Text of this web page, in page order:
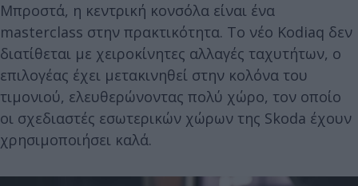
Μπροστά, η κεντρική κονσόλα είναι ένα
masterclass στην πρακτικότητα. Το νέο Kodiaq δεν
διατίθεται με χειροκίνητες αλλαγές ταχυτήτων, ο
επιλογέας έχει μετακινηθεί στην κολόνα του
τιμονιού, ελευθερώνοντας πολύ χώρο, τον οποίο
οι σχεδιαστές εσωτερικών χώρων της Skoda έχουν
χρησιμοποιήσει καλά.